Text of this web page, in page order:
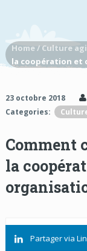
Home / Culture
la coopération et
23 octobre 2018
Categories:
Comment
la
Partager via